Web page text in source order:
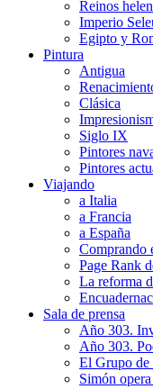
Reinos
Imperio
Egipto y
Pintura
Antigua
Clásica
Siglo IX
Pintores
Pintores
Viajando
a Italia
a Francia
a España
Comprando
Page Rank
La reforma
Sala de prensa
Año 303.
Año 303.
El Grupo de
Simón